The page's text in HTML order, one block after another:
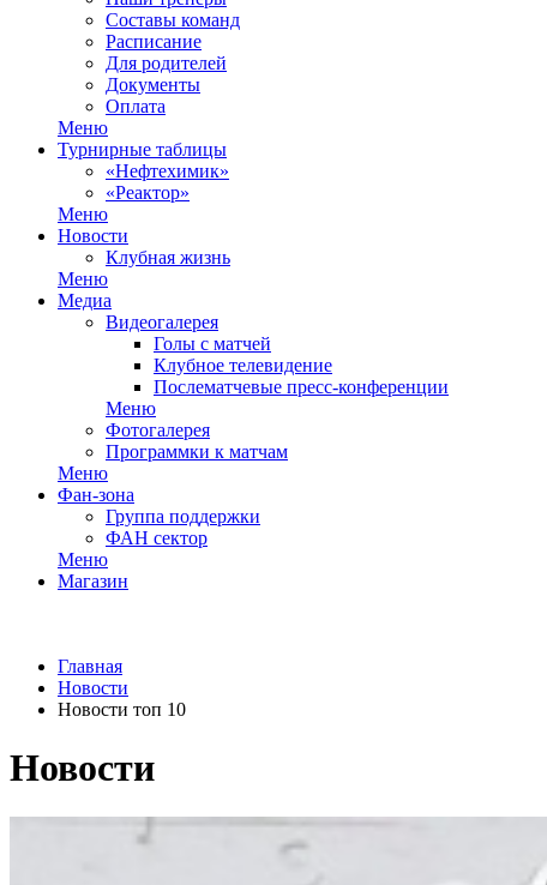
Составы команд
Расписание
Для родителей
Документы
Оплата
Меню
Турнирные таблицы
«Нефтехимик»
«Реактор»
Меню
Новости
Клубная жизнь
Меню
Медиа
Видеогалерея
Голы с матчей
Клубное телевидение
Послематчевые пресс-конференции
Меню
Фотогалерея
Программки к матчам
Меню
Фан-зона
Группа поддержки
ФАН сектор
Меню
Магазин
Главная
Новости
Новости топ 10
Новости